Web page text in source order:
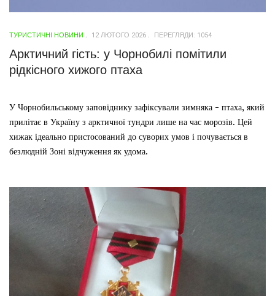
ТУРИСТИЧНІ НОВИНИ 12 ЛЮТОГО 2026 ПЕРЕГЛЯДИ: 1054
Арктичний гість: у Чорнобилі помітили
рідкісного хижого птаха
У Чорнобильському заповіднику зафіксували зимняка - птаха, який
прилітає в Україну з арктичної тундри лише на час морозів. Цей
хижак ідеально пристосований до суворих умов і почувається в
безлюдній Зоні відчуження як удома.